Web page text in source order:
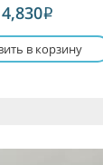
4,830i
в корзину